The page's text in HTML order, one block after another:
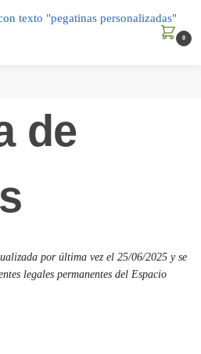
0
de
por última vez el 25/06/2025 y se
legales permanentes del Espacio